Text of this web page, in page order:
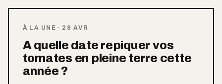
À LA UNE · 29 AVR
A quelle date repiquer vos
tomates en pleine terre cette
année ?